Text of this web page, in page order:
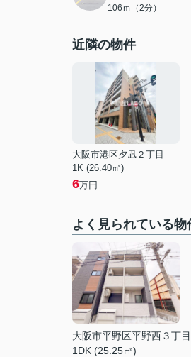
106ｍ（2分）
近隣の物件
大阪市港区夕凪２丁目
1K (26.40㎡)
6万円
よく見られている物
大阪市平野区平野西３丁目
1DK (25.25㎡)